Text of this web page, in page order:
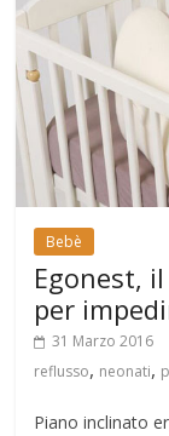
Bebè
Egonest,
per
31 Marzo 2016
reflusso, neonati,
Piano inclinato